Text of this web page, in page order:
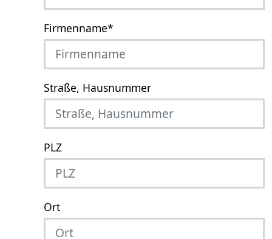
Firmenname*
Straße, Hausnummer
PLZ
Ort